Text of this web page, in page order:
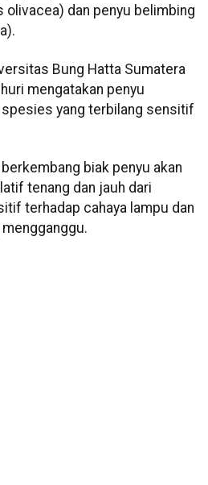
olivacea) dan penyu belimbing
Bung Hatta Sumatera
mengatakan penyu
yang terbilang sensitif
biak penyu akan
tenang dan jauh dari
terhadap cahaya lampu dan